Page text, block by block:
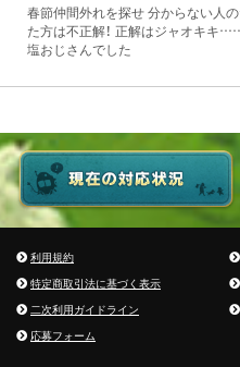
春節仲間外れを探せ 分からない人
た方は不正解！ 正解はジャオキ
塩おじさんでした
利用規約
特定商取引法に基づく表示
二次利用ガイドライン
応募フォーム